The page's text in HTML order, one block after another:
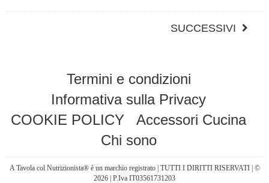
SUCCESSIVI
Termini e condizioni
Informativa sulla Privacy
COOKIE POLICY
Accessori Cucina
Chi sono
A Tavola col Nutrizionista® è un marchio registrato | TUTTI I DIRITTI RISERVATI | ©
2026 | P.Iva IT03561731203